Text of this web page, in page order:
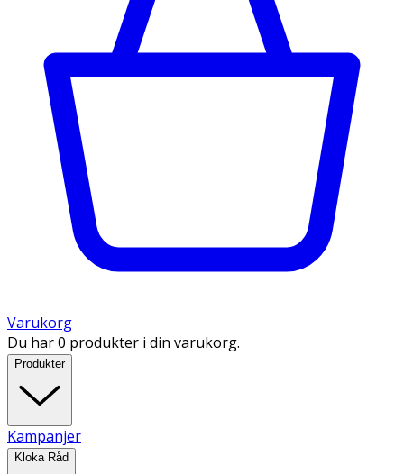
Varukorg
Du har 0 produkter i din varukorg.
Produkter
Kampanjer
Kloka Råd